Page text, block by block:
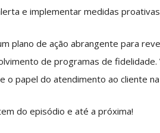
e implementar medidas
plano de ação abrangente para
de programas de
o papel do atendimento ao cliente
do episódio e até a próxima!